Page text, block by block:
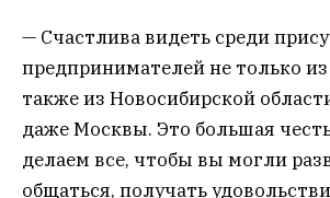
— Счастлива видеть среди
предпринимателей не только
также из Новосибирской
даже Москвы. Это большая
делаем все, чтобы вы могли
общаться, получать